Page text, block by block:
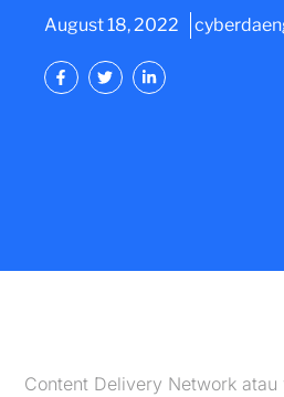
August 18, 2022
Content Delivery Network